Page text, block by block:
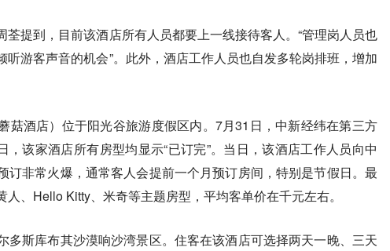
荃提到，目前该酒店所有人员都要上一线接待客人。“管理岗人员也
游客声音的机会”。此外，酒店工作人员也自发多轮岗排班，增加
菇酒店）位于阳光谷旅游度假区内。7月31日，中新经纬在第三方
该家酒店所有房型均显示“已订完”。当日，该酒店工作人员向中
订非常火爆，通常客人会提前一个月预订房间，特别是节假日。最
、Hello Kitty、米奇等主题房型，平均客单价在千元左右。
多斯库布其沙漠响沙湾景区。住客在该酒店可选择两天一晚、三天